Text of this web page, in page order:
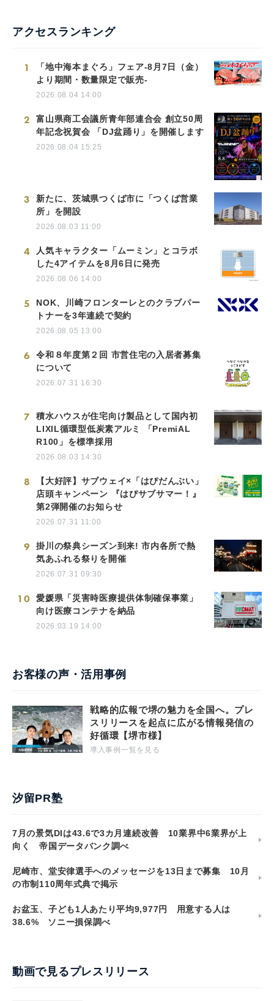
アクセスランキング
1
「地中海本まぐろ」フェア-8月7日（金）
より期間・数量限定で販売-
2026.08.04 14:00
2
富山県商工会議所青年部連合会 創立50周
年記念祝賀会 「DJ盆踊り」を開催します
2026.08.04 15:25
3
新たに、茨城県つくば市に「つくば営業
所」を開設
2026.08.03 11:00
4
人気キャラクター「ムーミン」とコラボ
した4アイテムを8月6日に発売
2026.08.06 14:00
5
NOK、川崎フロンターレとのクラブパー
トナーを3年連続で契約
2026.08.05 13:00
6
令和８年度第２回 市営住宅の入居者募集
について
2026.07.31 16:30
7
積水ハウスが住宅向け製品として国内初
LIXIL循環型低炭素アルミ 「PremiAL
R100」を標準採用
2026.08.03 14:30
8
【大好評】サブウェイ×「はぴだんぶい」
店頭キャンペーン 『はぴサブサマー！』
第2弾開催のお知らせ
2026.07.31 11:00
9
掛川の祭典シーズン到来! 市内各所で熱
気あふれる祭りを開催
2026.07.31 09:30
10
愛媛県「災害時医療提供体制確保事業」
向け医療コンテナを納品
2026.03.19 14:00
お客様の声・活用事例
戦略的広報で堺の魅力を全国へ。プレ
スリリースを起点に広がる情報発信の
好循環【堺市様】
導入事例一覧を見る
汐留PR塾
7月の景気DIは43.6で3カ月連続改善 10業界中6業界が上
向く 帝国データバンク調べ
尼崎市、堂安律選手へのメッセージを13日まで募集 10月
の市制110周年式典で掲示
お盆玉、子ども1人あたり平均9,977円 用意する人は
38.6% ソニー損保調べ
動画で見るプレスリリース